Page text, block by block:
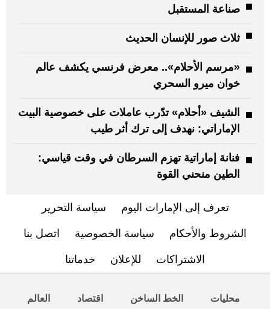
صناعة المستقبل
ثلاث صور للإنسان الحديث
«مرسم الأحلام».. معرض فرنسي يكشف عالم
خوان ميرو السحري
الشيف «أحلام» تدّرب عاملات على خصوصية البيت
الإماراتي: نهدف إلى ترك أثر طيب
فنانة إماراتية تهزم السرطان في وقت قياسي:
الطين منحني القوة
تعرف إلى الإمارات اليوم سياسة التحرير
الشروط والأحكام سياسة الخصوصية اتصل بنا
الاشتراكات للإعلان خدماتنا
محليات الخط الساخن اقتصاد العالم